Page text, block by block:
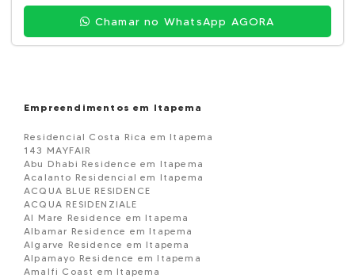
Chamar no WhatsApp AGORA
Empreendimentos em Itapema
Residencial Costa Rica em Itapema
143 MAYFAIR
Abu Dhabi Residence em Itapema
Acalanto Residencial em Itapema
ACQUA BLUE RESIDENCE
ACQUA RESIDENZIALE
Al Mare Residence em Itapema
Albamar Residence em Itapema
Algarve Residence em Itapema
Alpamayo Residence em Itapema
Amalfi Coast em Itapema